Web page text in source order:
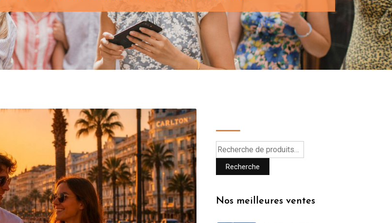
Recherche
Nos meilleures ventes